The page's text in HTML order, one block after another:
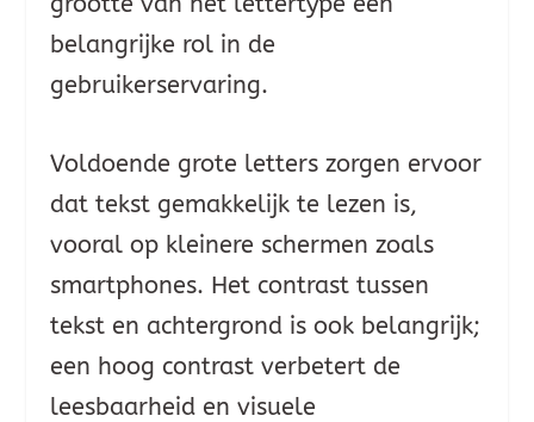
belangrijke rol in de
gebruikerservaring.
Voldoende grote letters zorgen ervoor
dat tekst gemakkelijk te lezen is,
vooral op kleinere schermen zoals
smartphones. Het contrast tussen
tekst en achtergrond is ook belangrijk;
een hoog contrast verbetert de
leesbaarheid en visuele